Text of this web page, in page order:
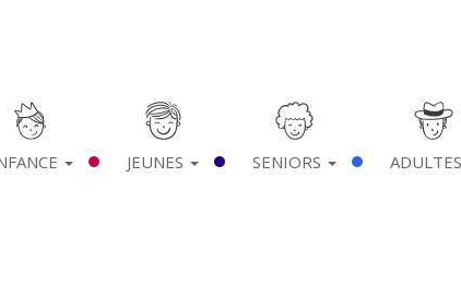
JEUNES SENIORS ADULTES